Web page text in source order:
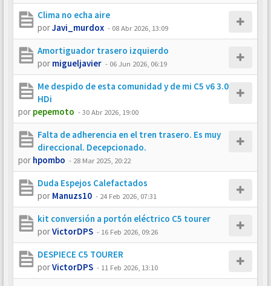
Clima no echa aire
porJavi_murdox - 08 Abr 2026, 13:09
Amortiguador trasero izquierdo
por migueljavier - 06 Jun 2026, 06:19
Me despido de esta comunidad y de mi C5 v6 3.0
HDi
por pepemoto -30 Abr 2026, 19:00
Falta de adherencia en el tren trasero. Es muy
direccional. Decepcionado.
por hpombo - 28 Mar 2025, 20:22
Duda Espejos Calefactados
por Manuzs10 - 24 Feb 2026, 07:31
kit conversión a portón eléctrico C5 tourer
porVictorDPS - 16 Feb 2026, 09:26
DESPIECE C5 TOURER
porVictorDPS - 11 Feb 2026, 13:10